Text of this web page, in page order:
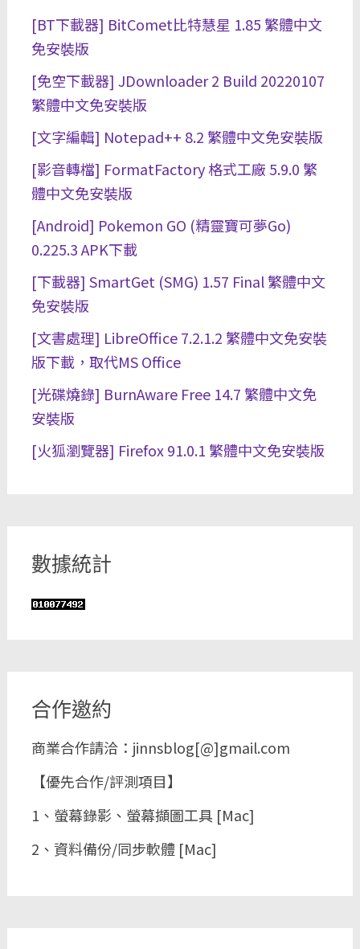
[BT下載器] BitComet比特慧星 1.85 繁體中文
免安裝版
[免空下載器] JDownloader 2 Build 20220107
繁體中文免安裝版
[文字編輯] Notepad++ 8.2 繁體中文免安裝版
[影音轉檔] FormatFactory 格式工廠 5.9.0 繁
體中文免安裝版
[Android] Pokemon GO (精靈寶可夢Go)
0.225.3 APK下載
[下載器] SmartGet (SMG) 1.57 Final 繁體中文
免安裝版
[文書處理] LibreOffice 7.2.1.2 繁體中文免安裝
版下載，取代MS Office
[光碟燒錄] BurnAware Free 14.7 繁體中文免
安裝版
[火狐瀏覽器] Firefox 91.0.1 繁體中文免安裝版
數據統計
合作邀約
商業合作請洽：jinnsblog[@]gmail.com
【優先合作/評測項目】
1、螢幕錄影、螢幕擷圖工具 [Mac]
2、資料備份/同步軟體 [Mac]